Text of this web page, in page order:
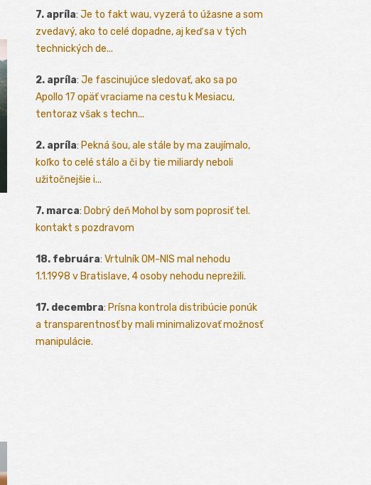
7. apríla: Je to fakt wau, vyzerá to úžasne a som
zvedavý, ako to celé dopadne, aj keď sa v tých
technických de...
2. apríla: Je fascinujúce sledovať, ako sa po
Apollo 17 opäť vraciame na cestu k Mesiacu,
tentoraz však s techn...
2. apríla: Pekná šou, ale stále by ma zaujímalo,
koľko to celé stálo a či by tie miliardy neboli
užitočnejšie i...
7. marca: Dobrý deň Mohol by som poprosiť tel.
kontakt s pozdravom
18. februára: Vrtulník OM-NIS mal nehodu
1.1.1998 v Bratislave, 4 osoby nehodu neprežili.
17. decembra: Prísna kontrola distribúcie ponúk
a transparentnosť by mali minimalizovať možnosť
manipulácie.